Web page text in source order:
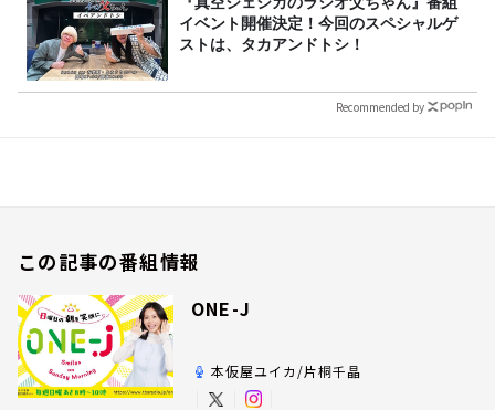
イベント開催決定！今回のスペシャルゲ
ストは、タカアンドトシ！
Recommended by
この記事の番組情報
ONE-J
本仮屋ユイカ/片桐千晶